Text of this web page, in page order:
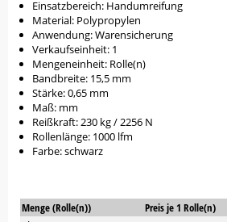
Einsatzbereich: Handumreifung
Material: Polypropylen
Anwendung: Warensicherung
Verkaufseinheit: 1
Mengeneinheit: Rolle(n)
Bandbreite: 15,5 mm
Stärke: 0,65 mm
Maß: mm
Reißkraft: 230 kg / 2256 N
Rollenlänge: 1000 lfm
Farbe: schwarz
Menge (Rolle(n)) Preis je 1 Rolle(n)